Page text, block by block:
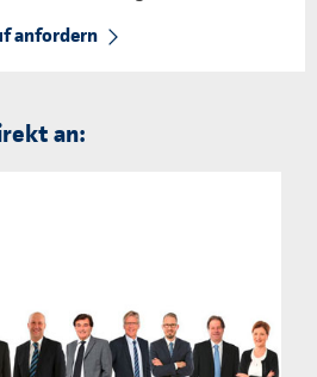
anfordern
an: